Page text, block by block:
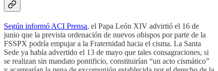
Según informó ACI Prensa, el Papa León XIV advirtió el 16 de
junio que la prevista ordenación de nuevos obispos por parte de la
FSSPX podría empujar a la Fraternidad hacia el cisma. La Santa
Sede ya había advertido el 13 de mayo que tales consagraciones, si
se realizan sin mandato pontificio, constituirían “un acto cismático”